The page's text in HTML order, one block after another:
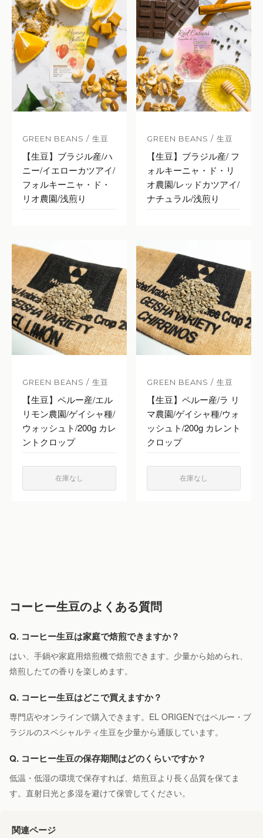
GREEN BEANS / 生豆
【生豆】ブラジル産/ハ
ニー/イエローカツアイ/
フォルキーニャ・ド・
リオ農園/浅煎り
GREEN BEANS / 生豆
【生豆】ブラジル産/ フ
ォルキーニャ・ド・リ
オ農園/レッドカツアイ/
ナチュラル/浅煎り
GREEN BEANS / 生豆
【生豆】ペルー産/エル
リモン農園/ゲイシャ種/
ウォッシュト/200g カレ
ントクロップ
在庫なし
GREEN BEANS / 生豆
【生豆】ペルー産/ラ リ
マ農園/ゲイシャ種/ウォ
ッシュト/200g カレント
クロップ
在庫なし
コーヒー生豆のよくある質問
Q. コーヒー生豆は家庭で焙煎できますか？
はい、手鍋や家庭用焙煎機で焙煎できます。少量から始められ、
焙煎したての香りを楽しめます。
Q. コーヒー生豆はどこで買えますか？
専門店やオンラインで購入できます。EL ORIGENではペルー・ブ
ラジルのスペシャルティ生豆を少量から通販しています。
Q. コーヒー生豆の保存期間はどのくらいですか？
低温・低湿の環境で保存すれば、焙煎豆より長く品質を保てま
す。直射日光と多湿を避けて保管してください。
関連ページ